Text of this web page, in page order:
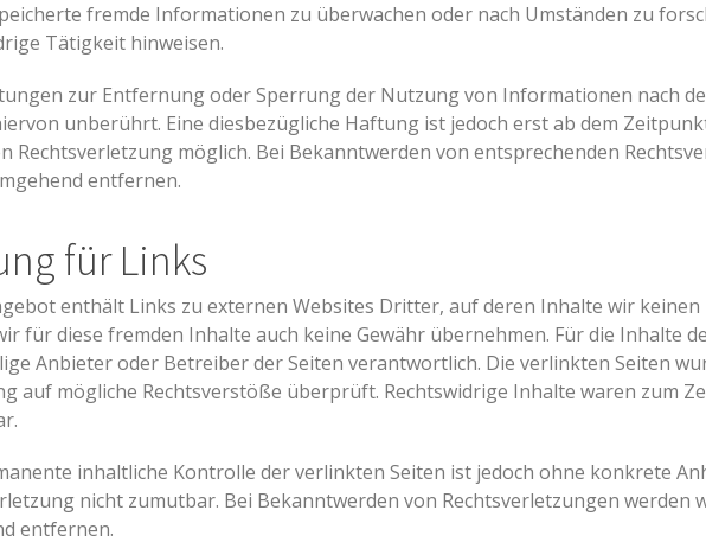
fremde Informationen zu überwachen oder nach Umständen zu
Tätigkeit hinweisen.
zur Entfernung oder Sperrung der Nutzung von Informationen nach
unberührt. Eine diesbezügliche Haftung ist jedoch erst ab dem
Rechtsverletzung möglich. Bei Bekanntwerden von entsprechenden
entfernen.
für Links
enthält Links zu externen Websites Dritter, auf deren Inhalte wir keinen
für diese fremden Inhalte auch keine Gewähr übernehmen. Für die Inhalte
Anbieter oder Betreiber der Seiten verantwortlich. Die verlinkten Seiten
auf mögliche Rechtsverstöße überprüft. Rechtswidrige Inhalte waren zum
inhaltliche Kontrolle der verlinkten Seiten ist jedoch ohne konkrete
nicht zumutbar. Bei Bekanntwerden von Rechtsverletzungen werden
entfernen.